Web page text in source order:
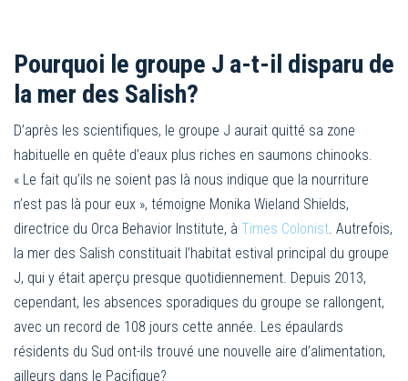
Pourquoi le groupe J a-t-il disparu de
la mer des Salish?
D’après les scientifiques, le groupe J aurait quitté sa zone
habituelle en quête d’eaux plus riches en saumons chinooks.
« Le fait qu’ils ne soient pas là nous indique que la nourriture
n’est pas là pour eux », témoigne Monika Wieland Shields,
directrice du Orca Behavior Institute, à Times Colonist. Autrefois,
la mer des Salish constituait l’habitat estival principal du groupe
J, qui y était aperçu presque quotidiennement. Depuis 2013,
cependant, les absences sporadiques du groupe se rallongent,
avec un record de 108 jours cette année. Les épaulards
résidents du Sud ont-ils trouvé une nouvelle aire d’alimentation,
ailleurs dans le Pacifique?